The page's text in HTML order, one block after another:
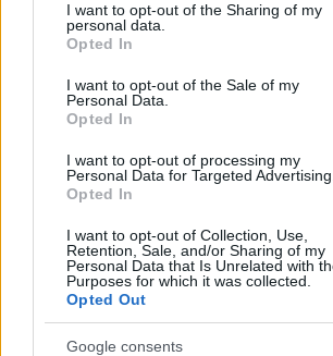
disclose it to other third parties.
Please note that this website/app uses one
services and may gather and store
not limited to your visit or usage behaviour.
grant or deny consent to Google and its
consent section.
I want to opt-out of the Sharing of my
personal data.
Opted In
I want to opt-out of the Sale of my
Personal Data.
Opted In
I want to opt-out of processing my
Personal Data for Targeted Advertising.
Opted In
I want to opt-out of Collection, Use,
Retention, Sale, and/or Sharing of my
Personal Data that Is Unrelated with
Purposes for which it was collected.
Opted Out
Google consents